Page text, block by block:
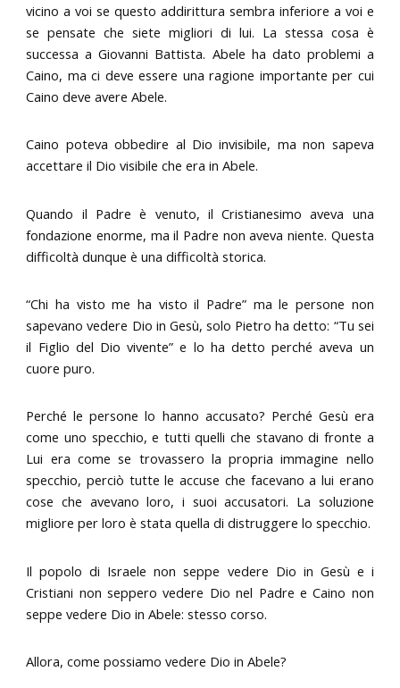
vicino a voi se questo addirittura sembra inferiore a voi e
se pensate che siete migliori di lui. La stessa cosa è
successa a Giovanni Battista. Abele ha dato problemi a
Caino, ma ci deve essere una ragione importante per cui
Caino deve avere Abele.
Caino poteva obbedire al Dio invisibile, ma non sapeva
accettare il Dio visibile che era in Abele.
Quando il Padre è venuto, il Cristianesimo aveva una
fondazione enorme, ma il Padre non aveva niente. Questa
difficoltà dunque è una difficoltà storica.
“Chi ha visto me ha visto il Padre” ma le persone non
sapevano vedere Dio in Gesù, solo Pietro ha detto: “Tu sei
il Figlio del Dio vivente” e lo ha detto perché aveva un
cuore puro.
Perché le persone lo hanno accusato? Perché Gesù era
come uno specchio, e tutti quelli che stavano di fronte a
Lui era come se trovassero la propria immagine nello
specchio, perciò tutte le accuse che facevano a lui erano
cose che avevano loro, i suoi accusatori. La soluzione
migliore per loro è stata quella di distruggere lo specchio.
Il popolo di Israele non seppe vedere Dio in Gesù e i
Cristiani non seppero vedere Dio nel Padre e Caino non
seppe vedere Dio in Abele: stesso corso.
Allora, come possiamo vedere Dio in Abele?